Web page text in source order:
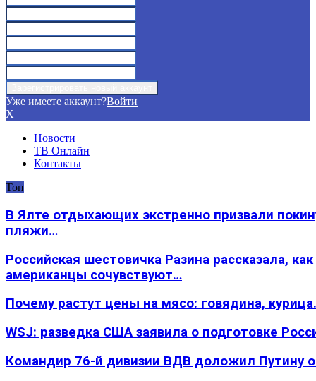
Уже имеете аккаунт?Войти
X
Новости
ТВ Онлайн
Контакты
Топ
В Ялте отдыхающих экстренно призвали
пляжи…
Российская шестовичка Разина рассказала, как
американцы сочувствуют…
Почему растут цены на мясо: говядина,
WSJ: разведка США заявила о подготовке
Командир 76-й дивизии ВДВ доложил Путину